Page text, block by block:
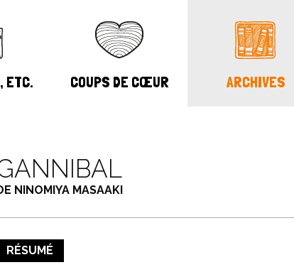
ETC. COUPS DE CŒUR ARCHIVES
NINOMIYA MASAAKI
RÉSUMÉ